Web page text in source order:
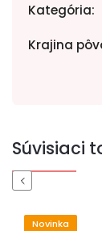
Kategória:
Krajina
Súvisiaci
Previous
Novinka